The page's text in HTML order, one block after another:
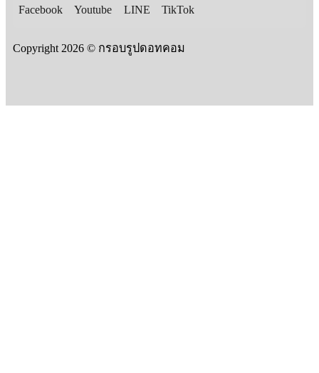
Facebook Youtube LINE TikTok
Copyright 2026 © กรอบรูปดอทคอม